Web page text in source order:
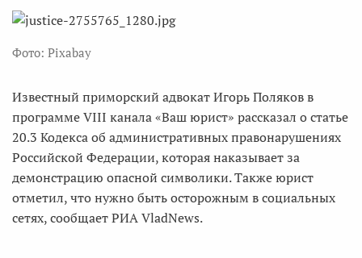
Фото: Pixabay
Известный приморский адвокат Игорь Поляков в
программе VIII канала «Ваш юрист» рассказал о статье
20.3 Кодекса об административных правонарушениях
Российской Федерации, которая наказывает за
демонстрацию опасной символики. Также юрист
отметил, что нужно быть осторожным в социальных
сетях, сообщает РИА VladNews.